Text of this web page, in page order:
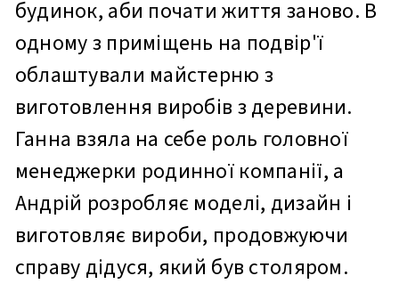
будинок, аби почати життя заново. В
одному з приміщень на подвір'ї
облаштували майстерню з
виготовлення виробів з деревини.
Ганна взяла на себе роль головної
менеджерки родинної компанії, а
Андрій розробляє моделі, дизайн і
виготовляє вироби, продовжуючи
справу дідуся, який був столяром.